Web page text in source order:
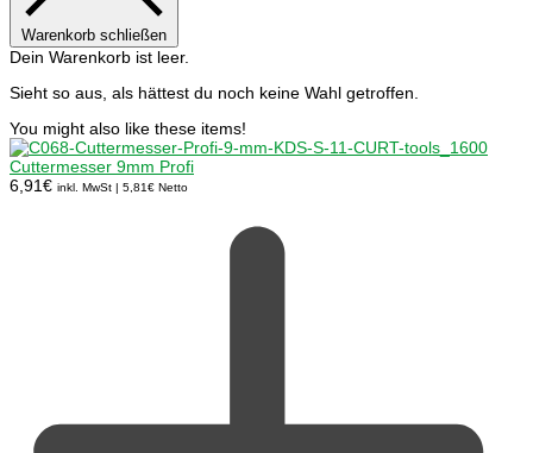
Warenkorb schließen
Dein Warenkorb ist leer.
Sieht so aus, als hättest du noch keine Wahl getroffen.
You might also like these items!
Cuttermesser 9mm Profi
6,91€ inkl. MwSt | 5,81€ Netto